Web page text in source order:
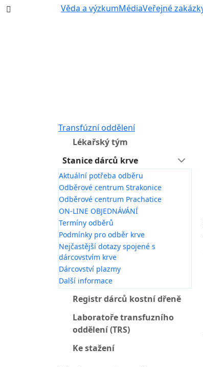
Věda a výzkumMédiaVeřejné
Transfúzní oddělení
Lékařský tým
Stanice dárců krve
Aktuální potřeba odběru
Odběrové centrum Strakonice
Odběrové centrum Prachatice
ON-LINE OBJEDNÁVÁNÍ
Termíny odběrů
Podmínky pro odběr krve
Nejčastější dotazy spojené s
dárcovstvím krve
Dárcovství plazmy
Další informace
Registr dárců kostní dřeně
Laboratoře transfuzního
oddělení (TRS)
Ke stažení